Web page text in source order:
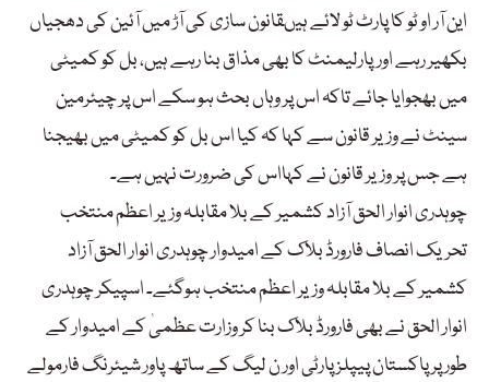
این آر او ٹو کا پارٹ ٹو لائے ہیںقانون سازی کی آڑ میں آئین کی دھجیاں
بکھیر رہے اورپارلیمنٹ کا بھی مذاق بنا رہے ہیں، بل کو کمیٹی
میں بھجوایا جائے تاکہ اس پر وہاں بحث ہو سکے اس پر چیئرمین
سینٹ نے وزیر قانون سے کہا کہ کیا اس بل کو کمیٹی میں بھیجنا
ہے جس پر وزیر قانون نے کہااس کی ضرورت نہیں ہے۔
چوہدری انوار الحق آزاد کشمیر کے بلا مقابلہ وزیر اعظم منتخب
تحریک انصاف فارورڈ بلاک کے امیدوار چوہدری انوار الحق آزاد
کشمیر کے بلا مقابلہ وزیر اعظم منتخب ہوگئے۔ اسپیکر چوہدری
انوار الحق نے بھی فارورڈ بلاک بنا کر وزارت عظمیٰ کے امیدوار کے
طور پر پاکستان پیپلز پارٹی اور ن لیگ کے ساتھ پاور شیئرنگ فارمولے